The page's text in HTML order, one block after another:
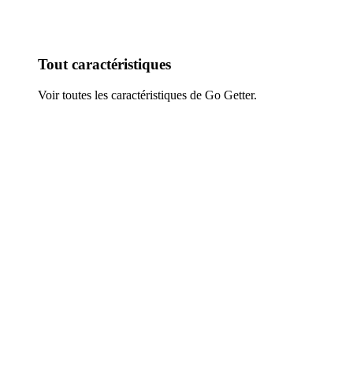
Tout caractéristiques
Voir toutes les caractéristiques de Go Getter.